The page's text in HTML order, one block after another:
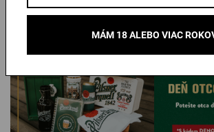
MÁM 18 ALEBO VIAC